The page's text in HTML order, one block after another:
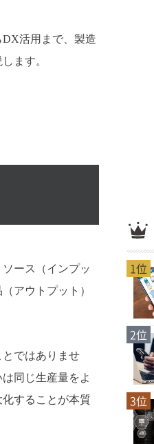
活用まで、製造
ます。
ース（インプッ
アウトプット）
ではありませ
同じ生産量をよ
することが本質
1位
2位
3位